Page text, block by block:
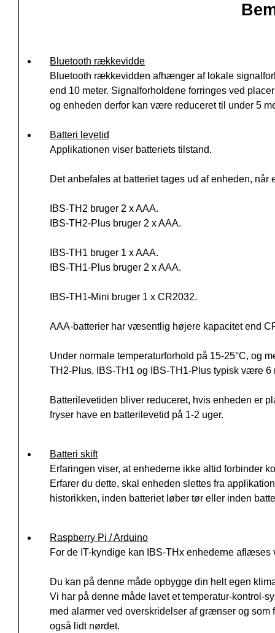
Bluetooth rækkevidde
Bluetooth rækkevidden afhænger af lokale
end 10 meter. Signalforholdene forringes ved
og enheden derfor kan være reduceret til under 5
Batteri levetid
Applikationen viser batteriets tilstand.
Det anbefales at batteriet tages ud af enheden, når
IBS-TH2 bruger 2 x AAA.
IBS-TH2-Plus bruger 2 x AAA.
IBS-TH1 bruger 1 x AAA.
IBS-TH1-Plus bruger 2 x AAA.
IBS-TH1-Mini bruger 1 x CR2032.
AAA-batterier har væsentlig højere kapacitet end
Under normale temperaturforhold på 15-25°C, og
TH2-Plus, IBS-TH1 og IBS-TH1-Plus typisk være 6
Batterilevetiden bliver reduceret, hvis enheden er
fryser have en batterilevetid på 1-2 uger.
Batteri skift
Erfaringen viser, at enhederne ikke altid forbinder
Erfarer du dette, skal enheden slettes fra
historikken, inden batteriet løber tør eller inden
Raspberry Pi / Arduino
For de IT-kyndige kan IBS-THx enhederne
Du kan på denne måde opbygge din helt egen
Vi har på denne måde lavet et temperatur-kontrol-
med alarmer ved overskridelser af grænser og
også lidt nørdet.